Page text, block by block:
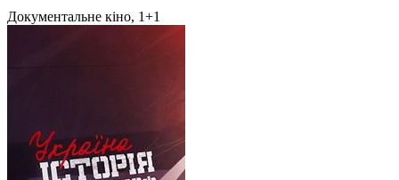
Документальне кіно, 1+1